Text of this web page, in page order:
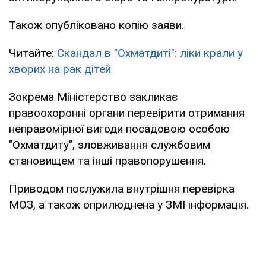
Також опубліковано копію заяви.
Читайте: Скандал в "Охматдиті": ліки крали у
хворих на рак дітей
Зокрема Міністерство закликає
правоохоронні органи перевірити отримання
неправомірної вигоди посадовою особою
"Охматдиту", зловживання службовим
становищем та інші правопорушення.
Приводом послужила внутрішня перевірка
МОЗ, а також оприлюднена у ЗМІ інформація.